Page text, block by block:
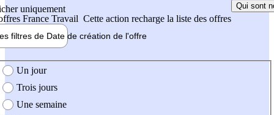
uniquement
France Travail Cette action recharge la liste des offres
Qui sont
filtres de Date de création de l'offre
création de l'offre
Un jour
Trois jours
Une semaine